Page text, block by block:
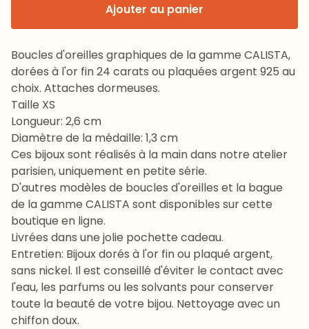
Ajouter au panier
Boucles d'oreilles graphiques de la gamme CALISTA,
dorées à l'or fin 24 carats ou plaquées argent 925 au
choix. Attaches dormeuses.
Taille XS
Longueur: 2,6 cm
Diamètre de la médaille: 1,3 cm
Ces bijoux sont réalisés à la main dans notre atelier
parisien, uniquement en petite série.
D'autres modèles de boucles d'oreilles et la bague
de la gamme CALISTA sont disponibles sur cette
boutique en ligne.
Livrées dans une jolie pochette cadeau.
Entretien: Bijoux dorés à l'or fin ou plaqué argent,
sans nickel. Il est conseillé d'éviter le contact avec
l'eau, les parfums ou les solvants pour conserver
toute la beauté de votre bijou. Nettoyage avec un
chiffon doux.